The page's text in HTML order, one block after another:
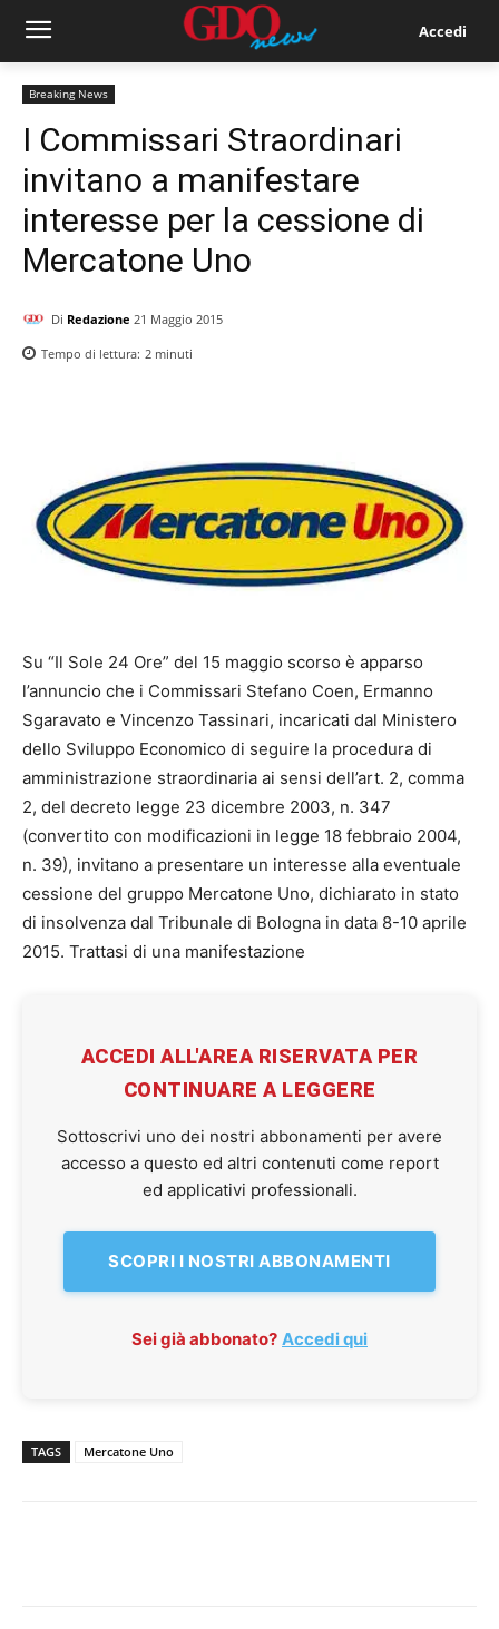
Accedi
Breaking News
I Commissari Straordinari
invitano a manifestare
interesse per la cessione di
Mercatone Uno
Di Redazione 21 Maggio 2015
Tempo di lettura: 2 minuti
Su “Il Sole 24 Ore” del 15 maggio scorso è apparso
l’annuncio che i Commissari Stefano Coen, Ermanno
Sgaravato e Vincenzo Tassinari, incaricati dal Ministero
dello Sviluppo Economico di seguire la procedura di
amministrazione straordinaria ai sensi dell’art. 2, comma
2, del decreto legge 23 dicembre 2003, n. 347
(convertito con modificazioni in legge 18 febbraio 2004,
n. 39), invitano a presentare un interesse alla eventuale
cessione del gruppo Mercatone Uno, dichiarato in stato
di insolvenza dal Tribunale di Bologna in data 8-10 aprile
2015. Trattasi di una manifestazione
ACCEDI ALL'AREA RISERVATA PER
CONTINUARE A LEGGERE
Sottoscrivi uno dei nostri abbonamenti per avere
accesso a questo ed altri contenuti come report
ed applicativi professionali.
SCOPRI I NOSTRI ABBONAMENTI
Sei già abbonato? Accedi qui
TAGS Mercatone Uno